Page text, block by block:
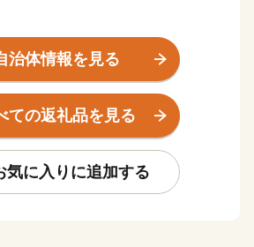
内を物部川、香宗川などが流れ、美
た元気で豊かなまちです。
誠にありがとうございます！
治体情報を見る
ての返礼品を見る
気に入りに追加する